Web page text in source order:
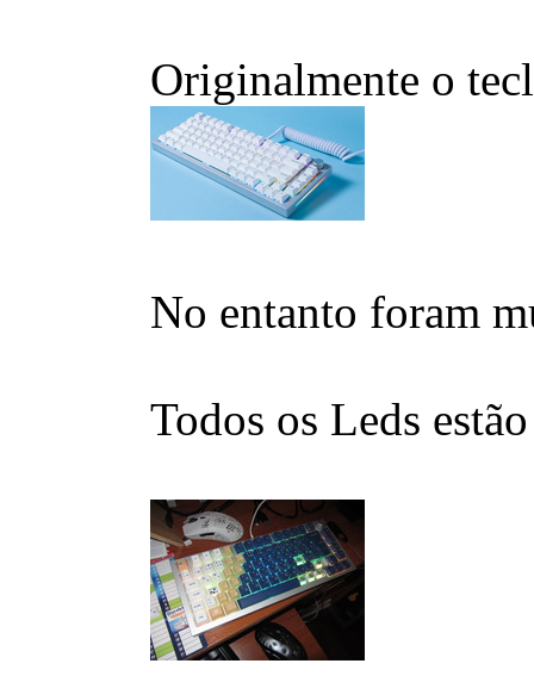
Originalmente o
No entanto foram
Todos os Leds